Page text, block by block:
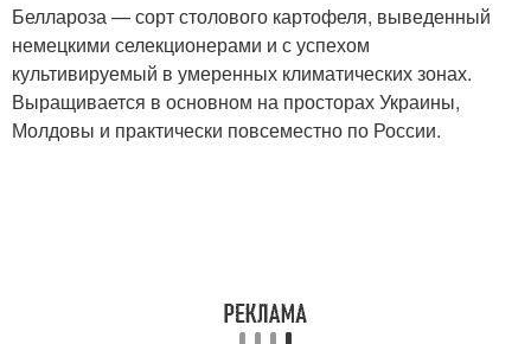
Беллароза — сорт столового картофеля, выведенный
немецкими селекционерами и с успехом
культивируемый в умеренных климатических зонах.
Выращивается в основном на просторах Украины,
Молдовы и практически повсеместно по России.